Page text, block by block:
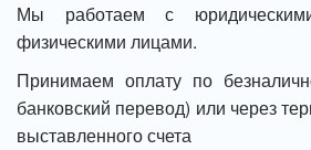
Мы работаем с
физическими лицами.
Принимаем оплату по
банковский перевод) или через
выставленного счета